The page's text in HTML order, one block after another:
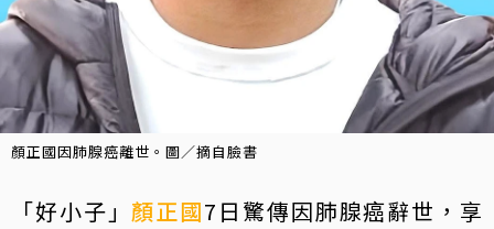
顏正國因肺腺癌離世。圖／摘自臉書
「好小子」 顏正國7日驚傳因肺腺癌辭世，享